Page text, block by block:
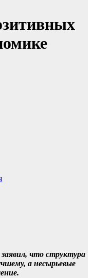
что структура
а несырьевые